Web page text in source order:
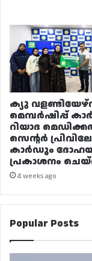
ക്യു
മെമ്പർഷിപ്പ്
റിയാദ
സെന്റർ
കാർഡും
പ്രകാശനം
4 weeks ago
Popular Posts